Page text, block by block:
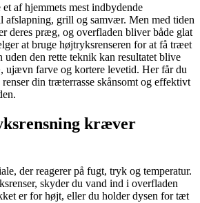
af hjemmets mest indbydende
afslapning, grill og samvær. Men med tiden
deres præg, og overfladen bliver både glat
at bruge højtryksrenseren for at få træet
uden den rette teknik kan resultatet blive
ujævn farve og kortere levetid. Her får du
din træterrasse skånsomt og effektivt
kræver
der reagerer på fugt, tryk og temperatur.
skyder du vand ind i overfladen
er for højt, eller du holder dysen for tæt